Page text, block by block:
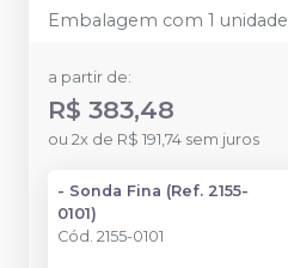
Embalagem com 1 unidade
a partir de:
R$ 383,48
ou 2x de R$ 191,74 sem juros
- Sonda Fina (Ref. 2155-
0101)
Cód. 2155-0101